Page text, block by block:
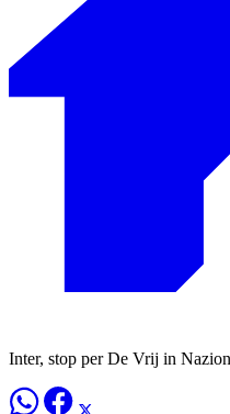
Inter, stop per De Vrij in